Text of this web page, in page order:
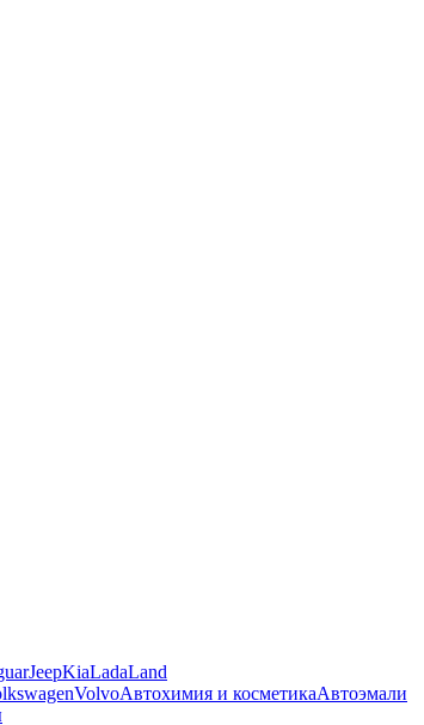
JeepKiaLadaLand
VolvoАвтохимия и косметикаАвтоэмали